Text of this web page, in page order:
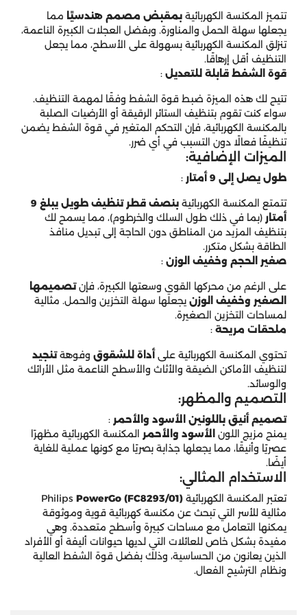
تتميز المكنسة الكهربائية بمقبض مصمم هندسيًا مما
يجعلها سهلة الحمل والمناورة. وبفضل العجلات الكبيرة الناعمة،
تنزلق المكنسة الكهربائية بسهولة على الأسطح، مما يجعل
التنظيف أقل إرهاقًا.
قوة الشفط قابلة للتعديل :
تتيح لك هذه الميزة ضبط قوة الشفط وفقًا لمهمة التنظيف.
سواء كنت تقوم بتنظيف الستائر الرقيقة أو الأرضيات الصلبة
بالمكنسة الكهربائية، فإن التحكم المتغير في قوة الشفط يضمن
تنظيفًا فعالًا دون التسبب في أي ضرر.
الميزات الإضافية:
طول يصل إلى 9 أمتار :
تتمتع المكنسة الكهربائية
بنصف قطر تنظيف طويل يبلغ 9
أمتار (بما في ذلك طول السلك والخرطوم)، مما يسمح لك
بتنظيف المزيد من المناطق دون الحاجة إلى تبديل منافذ
الطاقة بشكل متكرر.
صغير الحجم وخفيف الوزن :
على الرغم من محركها القوي وسعتها الكبيرة، فإنتصميمها
الصغير وخفيف الوزن يجعلها سهلة التخزين والحمل. مثالية
لمساحات التخزين الصغيرة.
ملحقات مريحة :
تحتوي المكنسة الكهربائية على أداة للشقوق وفوهةتنجيد
لتنظيف الأماكن الضيقة والأثاث والأسطح الناعمة مثل الأرائك
والوسائد.
التصميم والمظهر:
تصميم أنيق باللونين الأسود والأحمر :
يمنح مزيج اللون الأسود والأحمر المكنسة الكهربائية مظهرًا
عصريًا وأنيقًا، مما يجعلها جذابة بصريًا مع كونها عملية للغاية
أيضًا.
الاستخدام المثالي:
تعتبر المكنسة الكهربائية Philips PowerGo (FC8293/01)
مثالية للأسر التي تبحث عن مكنسة كهربائية قوية وموثوقة
يمكنها التعامل مع مساحات كبيرة وأسطح متعددة. وهي
مفيدة بشكل خاص للعائلات التي لديها حيوانات أليفة أو الأفراد
الذين يعانون من الحساسية، وذلك بفضل قوة الشفط العالية
ونظام الترشيح الفعال.